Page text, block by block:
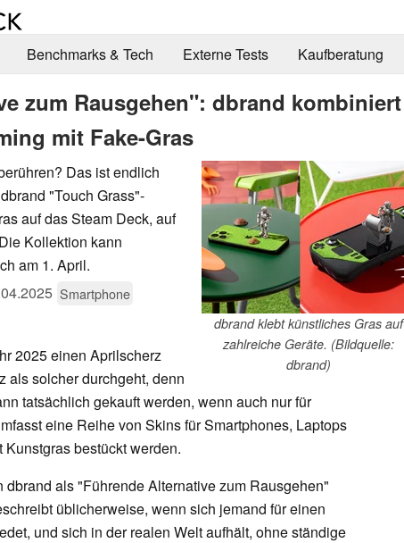
Benchmarks & Tech Externe Tests Kaufberatung
zum Rausgehen": dbrand kombiniert
mit Fake-Gras
dbrand klebt künstliches Gras auf
zahlreiche Geräte. (Bildquelle:
dbrand)
Das ist endlich
"Touch Grass"-
auf das Steam Deck, auf
Kollektion kann
am 1. April.
Smartphone
2025 einen Aprilscherz
als solcher durchgeht, denn
tatsächlich gekauft werden, wenn auch nur für
eine Reihe von Skins für Smartphones, Laptops
bestückt werden.
als "Führende Alternative zum Rausgehen"
üblicherweise, wenn sich jemand für einen
und sich in der realen Welt aufhält, ohne ständige